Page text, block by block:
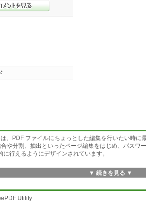
、PDF ファイルにちょっとした編集を行いたい時に
や分割、抽出といったページ編集をはじめ、パスワ
に行えるようにデザインされています。
除/回転/ページ順序変更
イトル、作成者、サブタイトル、キーワード、アプリ
(パスワード/各種操作の許可設定)
▼ 続きを見る ▼
Utility